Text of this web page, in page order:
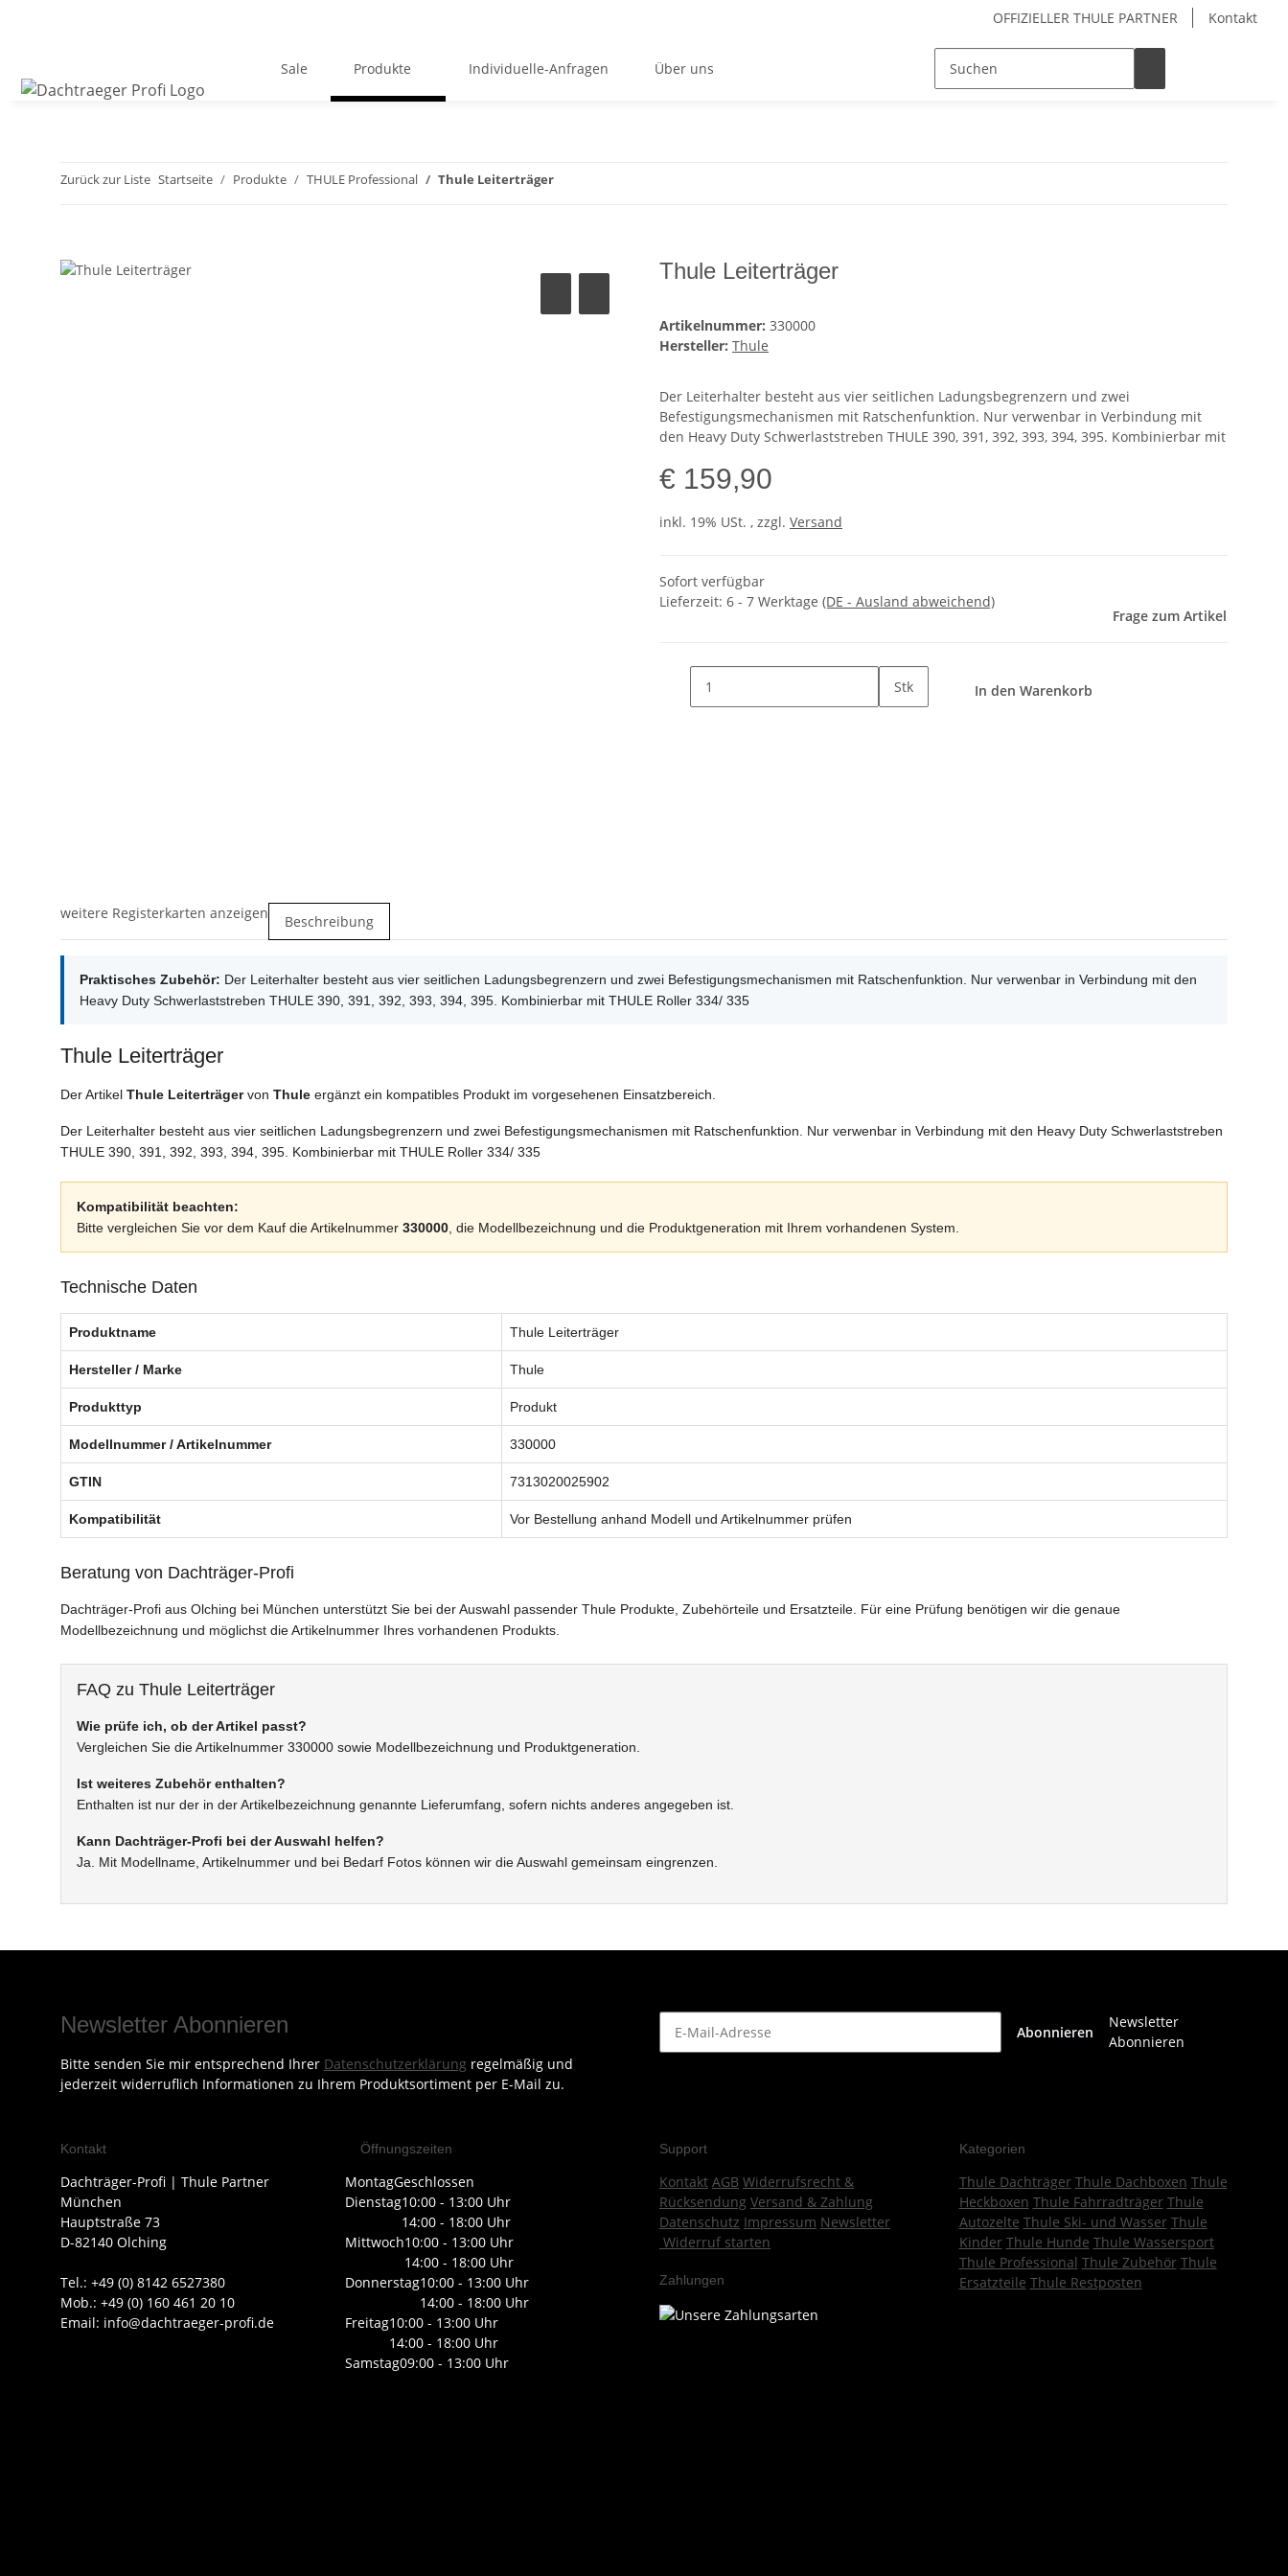
OFFIZIELLER THULE PARTNER Kontakt
Sale Produkte Individuelle-Anfragen Über uns
Zurück zur Liste Startseite Produkte THULE Professional Thule Leiterträger
Thule Leiterträger
Artikelnummer: 330000
Hersteller: Thule
Der Leiterhalter besteht aus vier seitlichen Ladungsbegrenzern und zwei
Befestigungsmechanismen mit Ratschenfunktion. Nur verwenbar in Verbindung mit
den Heavy Duty Schwerlaststreben THULE 390, 391, 392, 393, 394, 395. Kombinierbar mit
€ 159,90
inkl. 19% USt. , zzgl. Versand
Sofort verfügbar
Lieferzeit: 6 - 7 Werktage (DE - Ausland abweichend)
Frage zum Artikel
Stk In den Warenkorb
weitere Registerkarten anzeigen Beschreibung
Praktisches Zubehör: Der Leiterhalter besteht aus vier seitlichen Ladungsbegrenzern und zwei Befestigungsmechanismen mit Ratschenfunktion. Nur verwenbar in Verbindung mit den
Heavy Duty Schwerlaststreben THULE 390, 391, 392, 393, 394, 395. Kombinierbar mit THULE Roller 334/ 335
Thule Leiterträger
Der Artikel Thule Leiterträgervon Thule ergänzt ein kompatibles Produkt im vorgesehenen Einsatzbereich.
Der Leiterhalter besteht aus vier seitlichen Ladungsbegrenzern und zwei Befestigungsmechanismen mit Ratschenfunktion. Nur verwenbar in Verbindung mit den Heavy Duty Schwerlaststreben
THULE 390, 391, 392, 393, 394, 395. Kombinierbar mit THULE Roller 334/ 335
Kompatibilität beachten:
Bitte vergleichen Sie vor dem Kauf die Artikelnummer 330000, die Modellbezeichnung und die Produktgeneration mit Ihrem vorhandenen System.
Technische Daten
Produktname Thule Leiterträger
Hersteller / Marke Thule
Produkttyp Produkt
Modellnummer / Artikelnummer 330000
GTIN 7313020025902
Kompatibilität Vor Bestellung anhand Modell und Artikelnummer prüfen
Beratung von Dachträger-Profi
Dachträger-Profi aus Olching bei München unterstützt Sie bei der Auswahl passender Thule Produkte, Zubehörteile und Ersatzteile. Für eine Prüfung benötigen wir die genaue
Modellbezeichnung und möglichst die Artikelnummer Ihres vorhandenen Produkts.
FAQ zu Thule Leiterträger
Wie prüfe ich, ob der Artikel passt?
Vergleichen Sie die Artikelnummer 330000 sowie Modellbezeichnung und Produktgeneration.
Ist weiteres Zubehör enthalten?
Enthalten ist nur der in der Artikelbezeichnung genannte Lieferumfang, sofern nichts anderes angegeben ist.
Kann Dachträger-Profi bei der Auswahl helfen?
Ja. Mit Modellname, Artikelnummer und bei Bedarf Fotos können wir die Auswahl gemeinsam eingrenzen.
Newsletter Abonnieren
Bitte senden Sie mir entsprechend Ihrer Datenschutzerklärung regelmäßig und
jederzeit widerruflich Informationen zu Ihrem Produktsortiment per E-Mail zu.
Abonnieren
Newsletter
Abonnieren
Kontakt
Dachträger-Profi | Thule Partner
München
Hauptstraße 73
D-82140 Olching
Tel.: +49 (0) 8142 6527380
Mob.: +49 (0) 160 461 20 10
Email: info@dachtraeger-profi.de
Öffnungszeiten
MontagGeschlossen
Dienstag10:00 - 13:00 Uhr
14:00 - 18:00 Uhr
Mittwoch10:00 - 13:00 Uhr
14:00 - 18:00 Uhr
Donnerstag10:00 - 13:00 Uhr
14:00 - 18:00 Uhr
Freitag10:00 - 13:00 Uhr
14:00 - 18:00 Uhr
Samstag09:00 - 13:00 Uhr
Support
Kontakt AGB Widerrufsrecht &
Rücksendung Versand & Zahlung
Datenschutz Impressum Newsletter
Widerruf starten
Zahlungen
Kategorien
Thule Dachträger Thule Dachboxen Thule
Heckboxen Thule Fahrradträger Thule
Autozelte Thule Ski- und Wasser Thule
Kinder Thule Hunde Thule Wassersport
Thule Professional Thule Zubehör Thule
Ersatzteile Thule Restposten